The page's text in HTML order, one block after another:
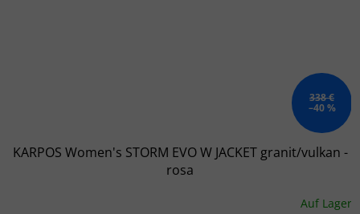
338 €
–40 %
KARPOS Women's STORM EVO W JACKET granit/vulkan -
rosa
Auf Lager